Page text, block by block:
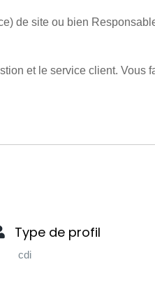
de site ou bien
et le service client. Vous
Type de profil
cdi